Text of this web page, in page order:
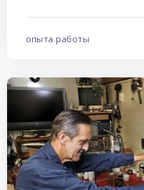
опыта работы